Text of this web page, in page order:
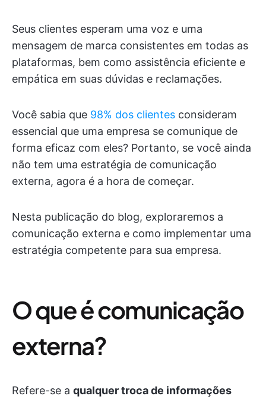
Seus clientes esperam uma voz e uma
mensagem de marca consistentes em todas as
plataformas, bem como assistência eficiente e
empática em suas dúvidas e reclamações.
Você sabia que 98% dos clientes consideram
essencial que uma empresa se comunique de
forma eficaz com eles? Portanto, se você ainda
não tem uma estratégia de comunicação
externa, agora é a hora de começar.
Nesta publicação do blog, exploraremos a
comunicação externa e como implementar uma
estratégia competente para sua empresa.
O que é comunicação
externa?
Refere-se a qualquer troca de informações